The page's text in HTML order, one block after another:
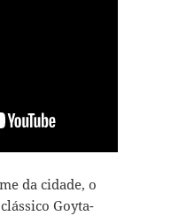
da cidade, o
Goyta-